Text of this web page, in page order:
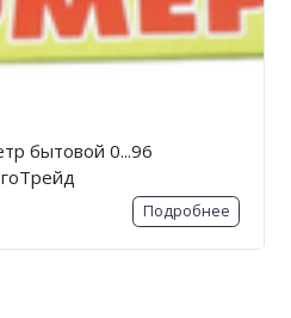
бытовой 0...96
Подробнее